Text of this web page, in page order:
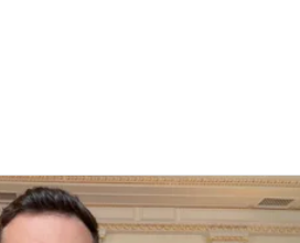
Зеленский об
системе FREYJA,
и поддержке аграриев.